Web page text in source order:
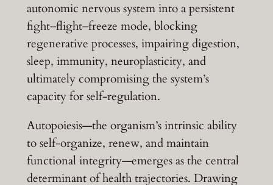
autonomic nervous system into a persistent
fight–flight–freeze mode, blocking
regenerative processes, impairing digestion,
sleep, immunity, neuroplasticity, and
ultimately compromising the system’s
capacity for self-regulation.
Autopoiesis—the organism’s intrinsic ability
to self-organize, renew, and maintain
functional integrity—emerges as the central
determinant of health trajectories. Drawing